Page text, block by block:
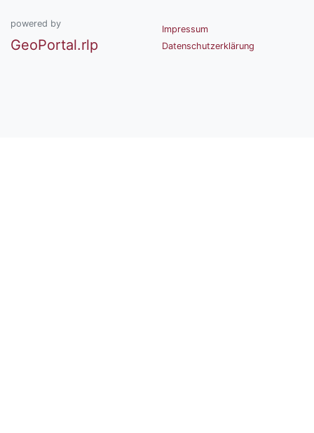
powered by
GeoPortal.rlp
Impressum
Datenschutzerklärung